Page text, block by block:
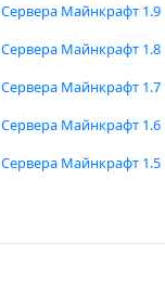
Сервера Майнкрафт 1.9
Сервера Майнкрафт 1.8
Сервера Майнкрафт 1.7
Сервера Майнкрафт 1.6
Сервера Майнкрафт 1.5